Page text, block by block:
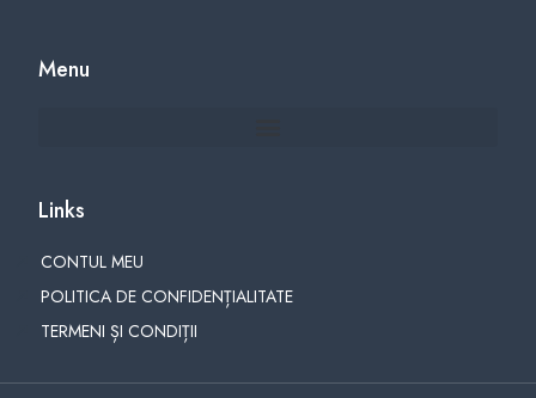
Menu
Links
CONTUL MEU
POLITICA DE CONFIDENȚIALITATE
TERMENI ȘI CONDIȚII